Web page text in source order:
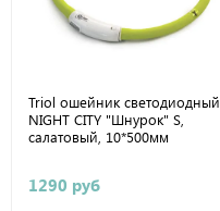
Triol ошейник светодиодный
NIGHT CITY "Шнурок" S,
салатовый, 10*500мм
1290 руб